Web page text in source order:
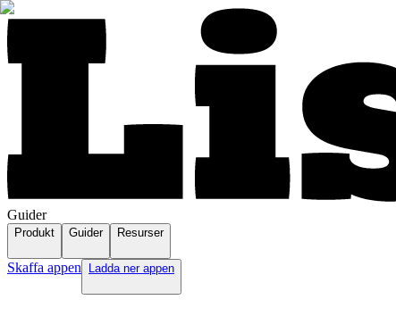
Guider
Produkt Guider Resurser
Skaffa appen Ladda ner appen